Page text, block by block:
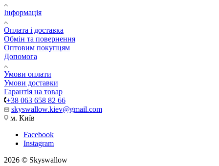
Інформація
Оплата і доставка
Обмін та повернення
Оптовим покупцям
Допомога
Умови оплати
Умови доставки
Гарантія на товар
+38 063 658 82 66
skyswallow.kiev@gmail.com
м. Київ
Facebook
Instagram
2026 © Skyswallow